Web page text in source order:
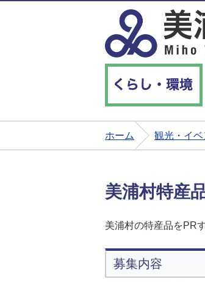
ホーム 観光・イベ
美浦村特産
美浦村の特産品をPR
募集内容